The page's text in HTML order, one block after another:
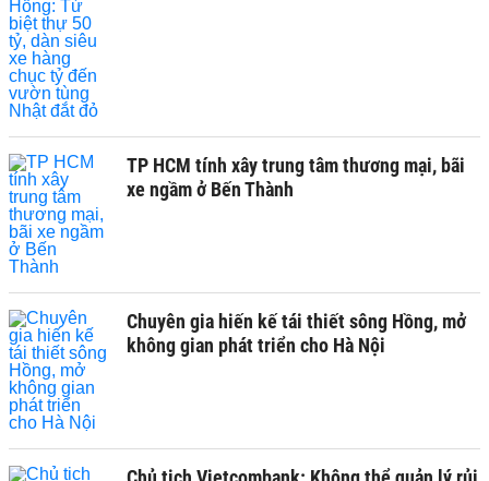
TP HCM tính xây trung tâm thương mại, bãi
xe ngầm ở Bến Thành
Chuyên gia hiến kế tái thiết sông Hồng, mở
không gian phát triển cho Hà Nội